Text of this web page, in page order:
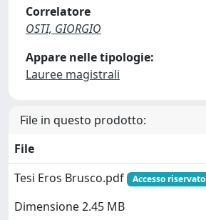
Correlatore
OSTI, GIORGIO
Appare nelle tipologie:
Lauree magistrali
File in questo prodotto:
File
Tesi Eros Brusco.pdf
Accesso riservato
Dimensione 2.45 MB